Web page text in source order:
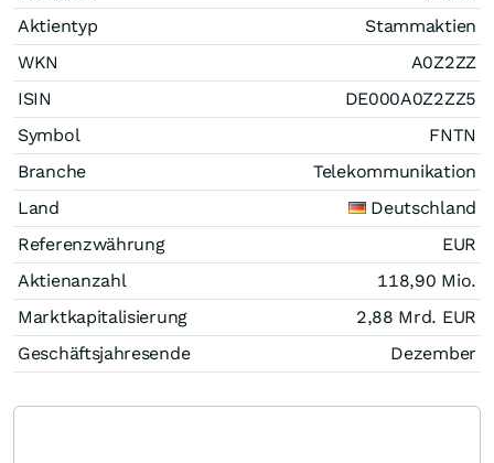
Aktientyp
Stammaktien
WKN
A0Z2ZZ
ISIN
DE000A0Z2ZZ5
Symbol
FNTN
Branche
Telekommunikation
Land
Deutschland
Referenzwährung
EUR
Aktienanzahl
118,90 Mio.
Marktkapitalisierung
2,88 Mrd. EUR
Geschäftsjahresende
Dezember